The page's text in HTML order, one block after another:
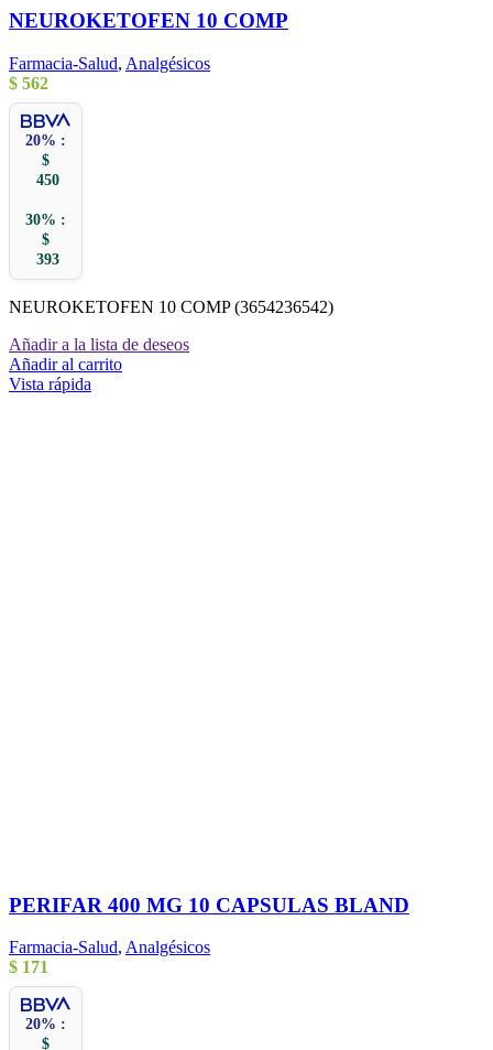
NEUROKETOFEN 10 COMP
Farmacia-Salud, Analgésicos
$ 562
20% :
$
450
30% :
$
393
NEUROKETOFEN 10 COMP (3654236542)
Añadir a la lista de deseos
Añadir al carrito
Vista rápida
PERIFAR 400 MG 10 CAPSULAS BLAND
Farmacia-Salud, Analgésicos
$ 171
20% :
$